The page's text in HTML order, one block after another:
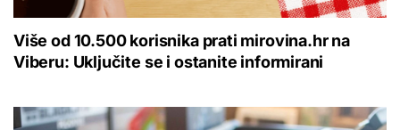
Više od 10.500 korisnika prati mirovina.hr na
Viberu: Uključite se i ostanite informirani